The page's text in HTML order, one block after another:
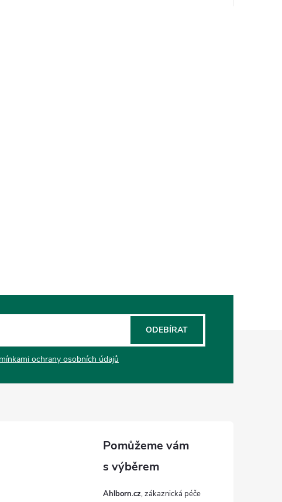
ochrany osobních údajů
ODEBÍRAT
Ahlborn.cz